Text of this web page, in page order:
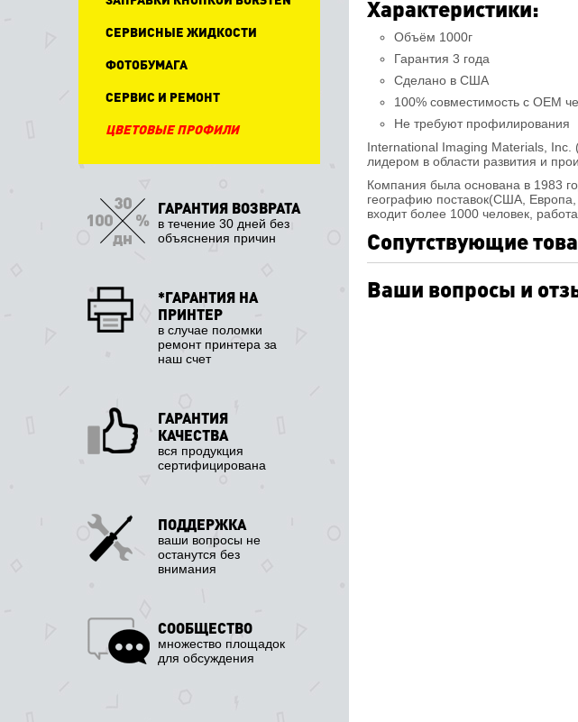
Характеристики:
Объём 1000г
Гарантия 3 года
Сделано в США
100% совместимость c OEM
Не требуют профилирования
International Imaging Materials,
лидером в области развития и
Компания была основана в 1983
географию поставок(США,
входит более 1000 человек,
Сопутствующие
Ваши вопросы и
СЕРВИСНЫЕ ЖИДКОСТИ
ФОТОБУМАГА
СЕРВИС И РЕМОНТ
ЦВЕТОВЫЕ ПРОФИЛИ
ГАРАНТИЯ ВОЗВРАТА
в течение 30 дней без
объяснения причин
*ГАРАНТИЯ НА
ПРИНТЕР
в случае поломки
ремонт принтера за
наш счет
ГАРАНТИЯ
КАЧЕСТВА
вся продукция
сертифицирована
ПОДДЕРЖКА
ваши вопросы не
останутся без
внимания
СООБЩЕСТВО
множество площадок
для обсуждения